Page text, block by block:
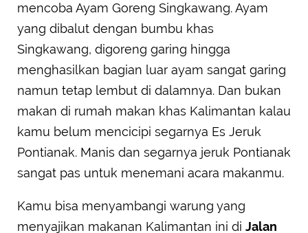
mencoba Ayam Goreng Singkawang. Ayam
yang dibalut dengan bumbu khas
Singkawang, digoreng garing hingga
menghasilkan bagian luar ayam sangat garing
namun tetap lembut di dalamnya. Dan bukan
makan di rumah makan khas Kalimantan kalau
kamu belum mencicipi segarnya Es Jeruk
Pontianak. Manis dan segarnya jeruk Pontianak
sangat pas untuk menemani acara makanmu.
Kamu bisa menyambangi warung yang
menyajikan makanan Kalimantan ini di Jalan